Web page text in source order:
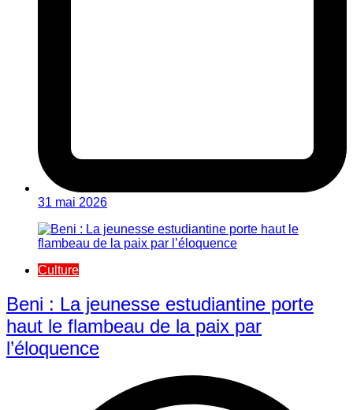
31 mai 2026
Culture
Beni : La jeunesse estudiantine porte
haut le flambeau de la paix par
l’éloquence